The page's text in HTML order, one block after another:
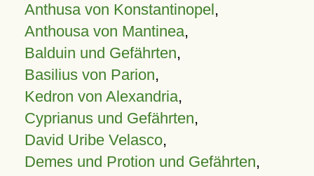
Anthusa von Konstantinopel,
Anthousa von Mantinea,
Balduin und Gefährten,
Basilius von Parion,
Kedron von Alexandria,
Cyprianus und Gefährten,
David Uribe Velasco,
Demes und Protion und Gefährten,